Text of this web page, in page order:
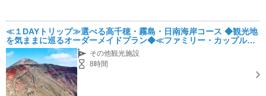
≪１DAYトリップ≫選べる高千穂・霧島・日南海岸コース ◆観光地
を気ままに巡るオーダーメイドプラン◆≪ファミリー・カップルに
おすすめ≫
その他観光施設
8時間